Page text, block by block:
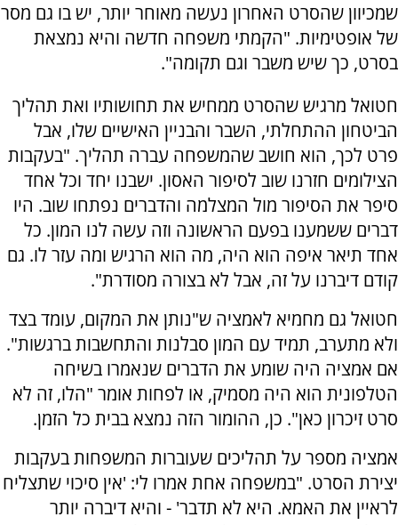
שמכיוון שהסרט האחרון נעשה מאוחר יותר, יש בו גם מסר
של אופטימיות. "הקמתי משפחה חדשה והיא נמצאת
בסרט, כך שיש משבר וגם תקומה".
חטואל מרגיש שהסרט ממחיש את תחושותיו ואת תהליך
הביטחון ההתחלתי, השבר והבניין האישיים שלו, אבל
פרט לכך, הוא חושב שהמשפחה עברה תהליך. "בעקבות
הצילומים חזרנו שוב לסיפור האסון. ישבנו יחד וכל אחד
סיפר את הסיפור מול המצלמה והדברים נפתחו שוב. היו
דברים ששמענו בפעם הראשונה וזה עשה לנו המון. כל
אחד תיאר איפה הוא היה, מה הוא הרגיש ומה עזר לו. גם
קודם דיברנו על זה, אבל לא בצורה מסודרת".
חטואל גם מחמיא לאמציה ש"נותן את המקום, עומד בצד
ולא מתערב, תמיד עם המון סבלנות והתחשבות ברגשות".
אם אמציה היה שומע את הדברים שנאמרו בשיחה
הטלפונית הוא היה מסמיק, או לפחות אומר "הלו, זה לא
סרט זיכרון כאן". כן, ההומור הזה נמצא בבית כל הזמן.
אמציה מספר על תהליכים שעוברות המשפחות בעקבות
יצירת הסרט. "במשפחה אחת אמרו לי: 'אין סיכוי שתצליח
לראיין את האמא. היא לא תדבר' - והיא דיברה יותר